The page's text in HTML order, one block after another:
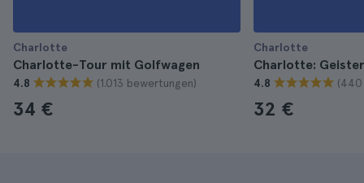
Charlotte
Charlotte-Tour mit Golfwagen
4.8 (1.013 bewertungen)
34 €
Charlotte
Charlotte:
4.8 (440
32 €